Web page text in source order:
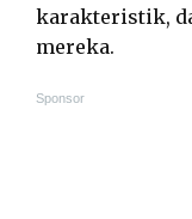
karakteristik,
mereka.
Sponsor